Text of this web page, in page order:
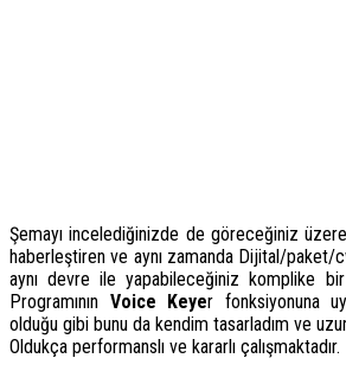
Şemayı incelediğinizde de göreceğiniz üzere
haberleştiren ve aynı zamanda Dijital/paket/
aynı devre ile yapabileceğiniz komplike
Programının Voice Keyer fonksiyonuna
olduğu gibi bunu da kendim tasarladım ve
Oldukça performanslı ve kararlı çalışmaktadır.